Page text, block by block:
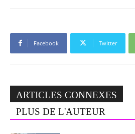
Facebook Twitter
ARTICLES CONNEXES
PLUS DE L'AUTEUR